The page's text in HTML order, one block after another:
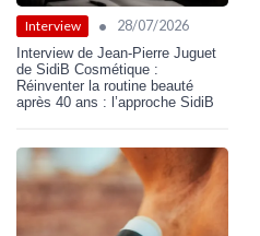
Interview • 28/07/2026
Interview de Jean-Pierre Juguet
de SidiB Cosmétique :
Réinventer la routine beauté
après 40 ans : l’approche SidiB